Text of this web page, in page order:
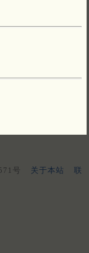
号 关于本站
联